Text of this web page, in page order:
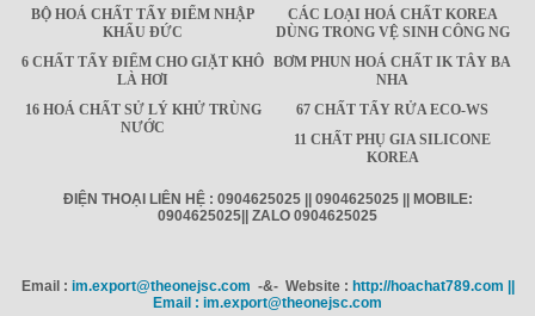
BỘ HOÁ CHẤT TẨY ĐIỂM NHẬP
KHẨU ĐỨC
CÁC LOẠI HOÁ CHẤT KOREA
DÙNG TRONG VỆ SINH CÔNG NG
6 CHẤT TẨY ĐIỂM CHO GIẶT KHÔ
LÀ HƠI
BƠM PHUN HOÁ CHẤT IK TÂY BA
NHA
16 HOÁ CHẤT SỬ LÝ KHỬ TRÙNG
NƯỚC
67 CHẤT TẨY RỬA ECO-WS
11 CHẤT PHỤ GIA SILICONE
KOREA
ĐIỆN THOẠI LIÊN HỆ : 0904625025 || 0904625025 || MOBILE:
0904625025|| ZALO 0904625025
Email : im.export@theonejsc.com -&- Website : http://hoachat789.com ||
Email : im.export@theonejsc.com